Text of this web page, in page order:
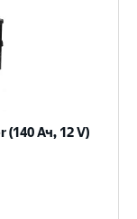
(140 Ач, 12 V)